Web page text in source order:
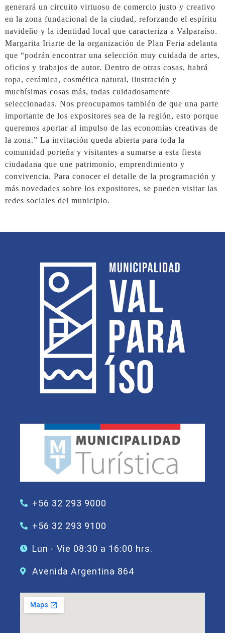
generará un circuito virtuoso de comercio justo y creativo
en la zona fundacional de la ciudad, reforzando el espíritu
navideño y la identidad local que caracteriza a Valparaíso.
Margarita Iriarte de la organización de Plan Feria adelanta
que “podrán encontrar una selección muy cuidada de artes,
oficios y trabajos de autor. Dentro de otras cosas, habrá
ropa, cerámica, cosmética natural, ilustración y
muchísimas cosas más, todas cuidadosamente
seleccionadas. Nos preocupamos también de que una parte
importante de los expositores sea de la región, esto porque
queremos aportar al impulso de las economías creativas de
la zona.” La invitación queda abierta para toda la
comunidad porteña y visitantes a sumarse a esta fiesta
ciudadana que une patrimonio, emprendimiento y
convivencia. Para conocer el detalle de la programación y
más novedades sobre los expositores, se pueden visitar las
redes sociales del municipio.
+56 32 293 9000
+56 32 293 9100
Lun - Vie 08:30 a 16:00 hrs.
Avenida Argentina 864